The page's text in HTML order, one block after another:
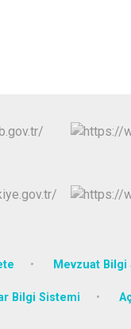
Mevzuat Bilgi
Bilgi Sistemi